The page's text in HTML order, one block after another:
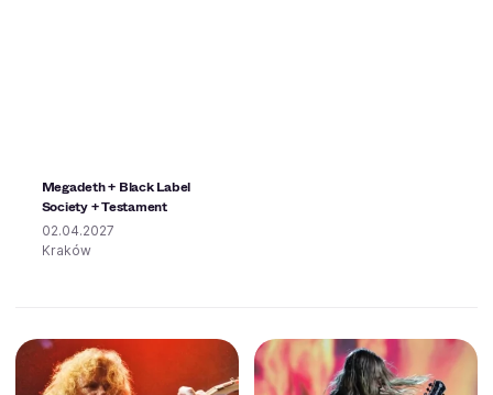
Megadeth + Black Label
Society + Testament
02.04.2027
Kraków